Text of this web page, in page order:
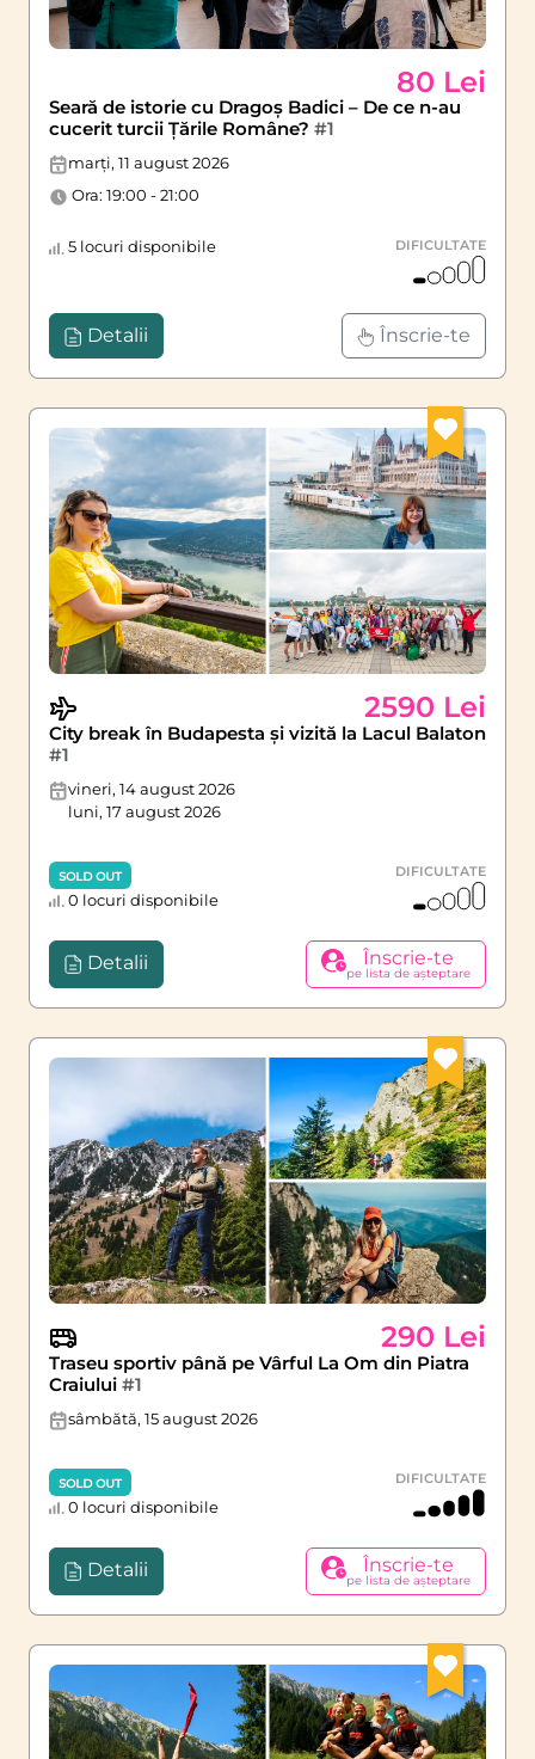
80 Lei
Seară de istorie cu Dragoș Badici – De ce n-au
cucerit turcii Țările Române? #1
marți, 11 august 2026
Ora: 19:00 - 21:00
5 locuri disponibile DIFICULTATE
Detalii Înscrie-te
2590 Lei
City break în Budapesta și vizită la Lacul Balaton
#1
vineri, 14 august 2026
luni, 17 august 2026
SOLD OUT
0 locuri disponibile
DIFICULTATE
Detalii Înscrie-te
pe lista de așteptare
290 Lei
Traseu sportiv până pe Vârful La Om din Piatra
Craiului #1
sâmbătă, 15 august 2026
SOLD OUT
0 locuri disponibile
DIFICULTATE
Detalii Înscrie-te
pe lista de așteptare